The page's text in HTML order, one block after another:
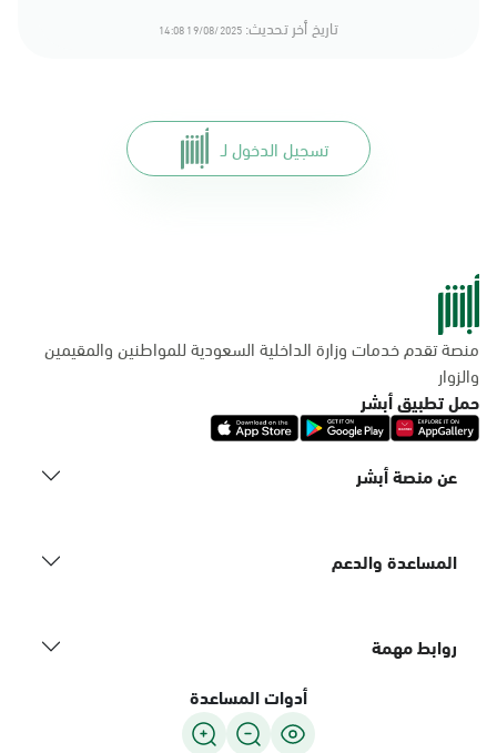
تاريخ أخر تحديث: 19/08/2025 14:08
تسجيل الدخول لـ
منصة تقدم خدمات وزارة الداخلية السعودية للمواطنين والمقيمين
والزوار
حمل تطبيق أبشر
عن منصة أبشر
المساعدة والدعم
روابط مهمة
أدوات المساعدة